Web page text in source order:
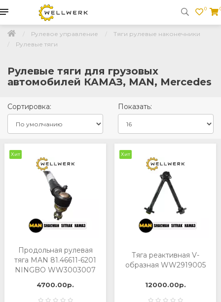
0
Рулевое управление
Тяги рулевые наконечники
Рулевые тяги
Рулевые тяги для грузовых
автомобилей КАМАЗ, MAN, Mercedes
Сортировка: Показать:
Хит
Продольная рулевая
тяга MAN 81.46611-6201
NINGBO WW3003007
4700.00р.
Хит
Тяга реактивная V-
образная WW2919005
12000.00р.